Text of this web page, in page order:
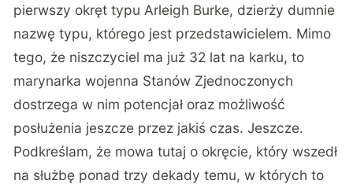
pierwszy okręt typu Arleigh Burke, dzierży dumnie
nazwę typu, którego jest przedstawicielem. Mimo
tego, że niszczyciel ma już 32 lat na karku, to
marynarka wojenna Stanów Zjednoczonych
dostrzega w nim potencjał oraz możliwość
posłużenia jeszcze przez jakiś czas. Jeszcze.
Podkreślam, że mowa tutaj o okręcie, który wszedł
na służbę ponad trzy dekady temu, w których to